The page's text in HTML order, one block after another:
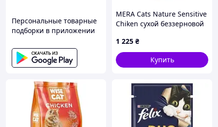
0,4 кг
4 кг
Производитель: Royal Canin.
Страна регистрации бренда: Франция.
Персональные товарные
подборки в приложении
MERA Cats Nature Sensitive
Chiken сухой беззерновой
чувствительным
пищеварением с курицей
2 кг
1 225 ₴
Купить